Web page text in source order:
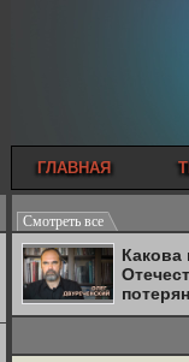
ГЛАВНАЯ
Смотреть все